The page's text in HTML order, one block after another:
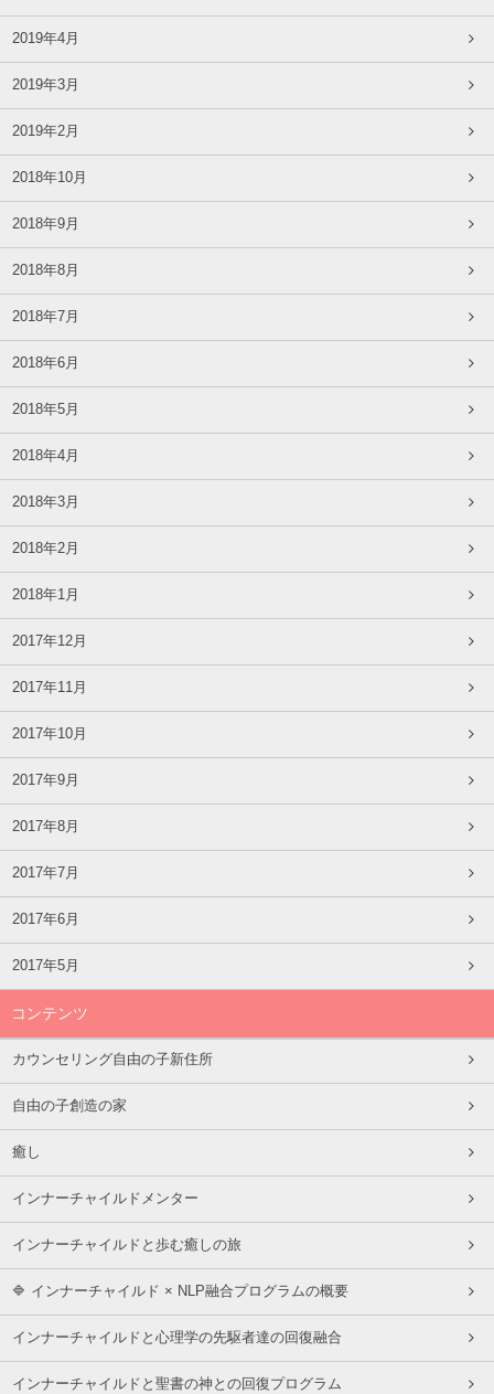
2019年4月
2019年3月
2019年2月
2018年10月
2018年9月
2018年8月
2018年7月
2018年6月
2018年5月
2018年4月
2018年3月
2018年2月
2018年1月
2017年12月
2017年11月
2017年10月
2017年9月
2017年8月
2017年7月
2017年6月
2017年5月
コンテンツ
カウンセリング自由の子新住所
自由の子創造の家
癒し
インナーチャイルドメンター
インナーチャイルドと歩む癒しの旅
🔷 インナーチャイルド × NLP融合プログラムの概要
インナーチャイルドと心理学の先駆者達の回復融合
インナーチャイルドと聖書の神との回復プログラム